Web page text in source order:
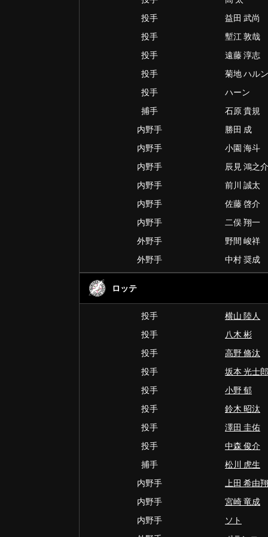
投手
益田 武尚
投手
塹江 敦哉
投手
遠藤 淳志
投手
菊地 ハルン
投手
ハーン
捕手
石原 貴規
内野手
勝田 成
内野手
小園 海斗
内野手
辰見 鴻之介
内野手
前川 誠太
内野手
佐藤 啓介
内野手
二俣 翔一
外野手
野間 峻祥
外野手
中村 奨成
ロッテ
投手
横山 陸人
投手
八木 彬
投手
高野 脩汰
投手
坂本 光士郎
投手
小野 郁
投手
鈴木 昭汰
投手
澤田 圭佑
投手
中森 俊介
捕手
松川 虎生
内野手
上田 希由翔
内野手
宮崎 竜成
内野手
ソト